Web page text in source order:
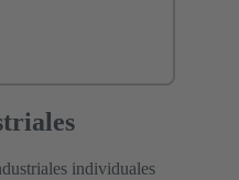
individuales